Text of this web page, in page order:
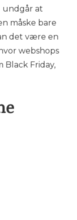
undgår at
måske bare
det være en
webshops
Black Friday,